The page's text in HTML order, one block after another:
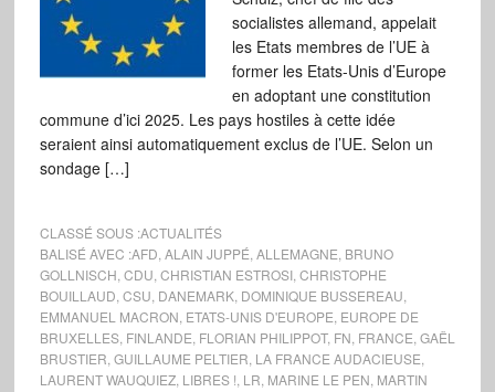
socialistes allemand, appelait
les Etats membres de l’UE à
former les Etats-Unis d’Europe
en adoptant une constitution
commune d’ici 2025. Les pays hostiles à cette idée
seraient ainsi automatiquement exclus de l’UE. Selon un
sondage […]
CLASSÉ SOUS :ACTUALITÉS
BALISÉ AVEC :AFD ALAIN JUPPÉ ALLEMAGNE BRUNO
GOLLNISCH CDU CHRISTIAN ESTROSI, CHRISTOPHE
BOUILLAUD CSU DANEMARK, DOMINIQUE BUSSEREAU
EMMANUEL MACRON ETATS-UNIS D'EUROPE EUROPE DE
BRUXELLES, FINLANDE FLORIAN PHILIPPOT, FN FRANCE GAËL
BRUSTIER GUILLAUME PELTIER LA FRANCE AUDACIEUSE
LAURENT WAUQUIEZ, LIBRES ! LR MARINE LE PEN MARTIN